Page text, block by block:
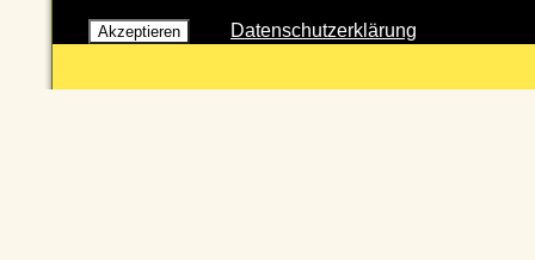
Akzeptieren Datenschutzerklärung